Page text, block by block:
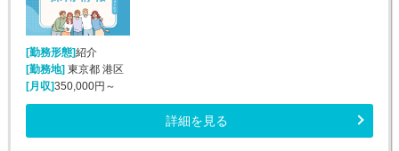
[勤務形態]紹介
[勤務地] 東京都 港区
[月収]350,000円～
詳細を見る